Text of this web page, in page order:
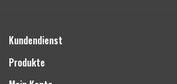
Kundendienst
Produkte